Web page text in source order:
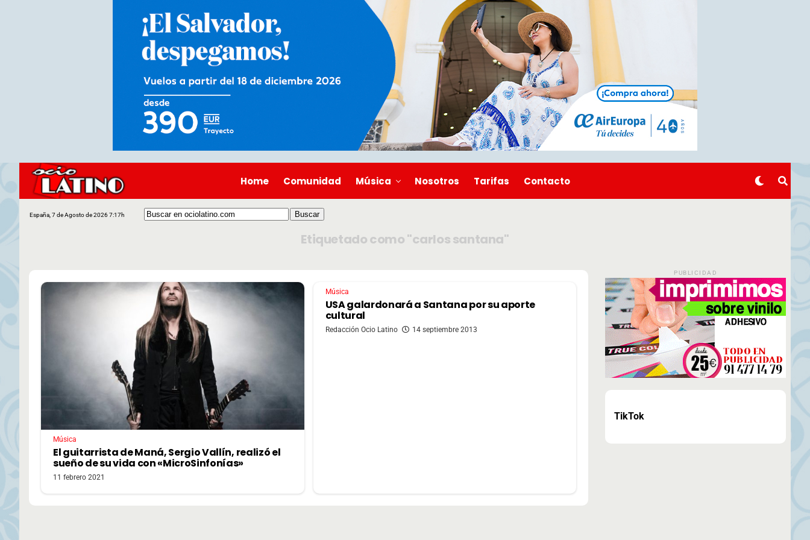
Home Comunidad Música Nosotros Tarifas Contacto
España, 7 de Agosto de 2026 7:17h
Etiquetado como "carlos santana"
Música
El guitarrista de Maná, Sergio Vallín, realizó el
sueño de su vida con «MicroSinfonías»
11 febrero 2021
Música
USA galardonará a Santana por su aporte
cultural
Redacción Ocio Latino 14 septiembre 2013
PUBLICIDAD
TikTok